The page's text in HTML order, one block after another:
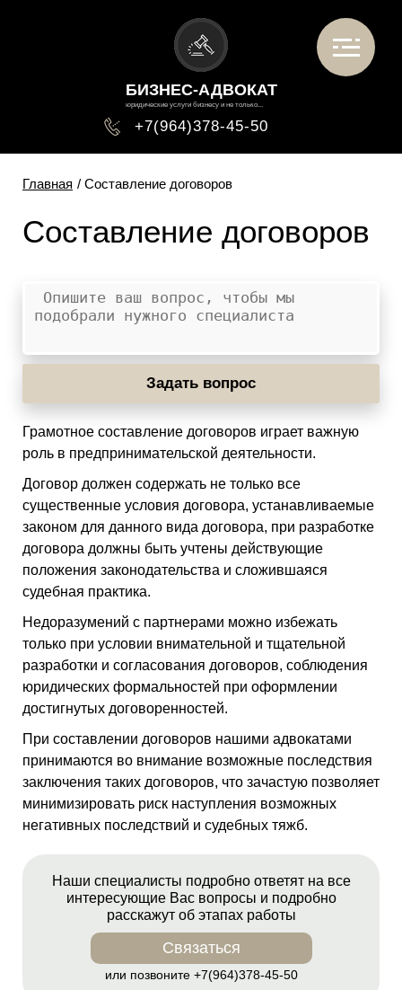
БИЗНЕС-АДВОКАТ
юридические услуги бизнесу и не только...
+7(964)378-45-50
Главная / Составление договоров
Составление договоров
Задать вопрос
Грамотное составление договоров играет важную
роль в предпринимательской деятельности.
Договор должен содержать не только все
существенные условия договора, устанавливаемые
законом для данного вида договора, при разработке
договора должны быть учтены действующие
положения законодательства и сложившаяся
судебная практика.
Недоразумений с партнерами можно избежать
только при условии внимательной и тщательной
разработки и согласования договоров, соблюдения
юридических формальностей при оформлении
достигнутых договоренностей.
При составлении договоров нашими адвокатами
принимаются во внимание возможные последствия
заключения таких договоров, что зачастую позволяет
минимизировать риск наступления возможных
негативных последствий и судебных тяжб.
Наши специалисты подробно ответят на все
интересующие Вас вопросы и подробно
расскажут об этапах работы
Связаться
или позвоните+7(964)378-45-50